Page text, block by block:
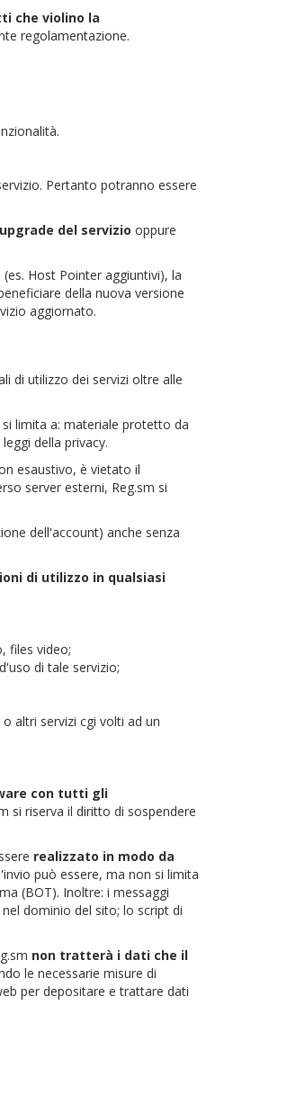
che violino la
regolamentazione.
Pertanto potranno essere
del servizio oppure
Host Pointer aggiuntivi), la
della nuova versione
aggiornato.
di utilizzo dei servizi oltre alle
limita a: materiale protetto da
della privacy.
esaustivo, è vietato il
server esterni, Reg.sm si
dell'account) anche senza
di utilizzo in qualsiasi
files video;
di tale servizio;
altri servizi cgi volti ad un
con tutti gli
si riserva il diritto di sospendere
realizzato in modo da
può essere, ma non si limita
(BOT). Inoltre: i messaggi
dominio del sito; lo script di
non tratterà i dati che il
le necessarie misure di
per depositare e trattare dati